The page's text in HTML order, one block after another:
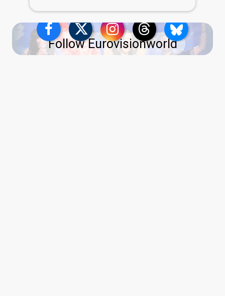
Follow Eurovisionworld